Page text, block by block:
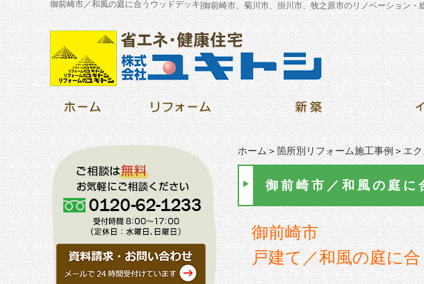
御前崎市／和風の庭に合うウッドデッキ|御前崎市、菊川市、掛川市、牧之原市のリノベーション
ホーム＞箇所別リフォーム施工事例＞エ
御前崎市／和風の庭に
御前崎市
戸建て／和風の庭に